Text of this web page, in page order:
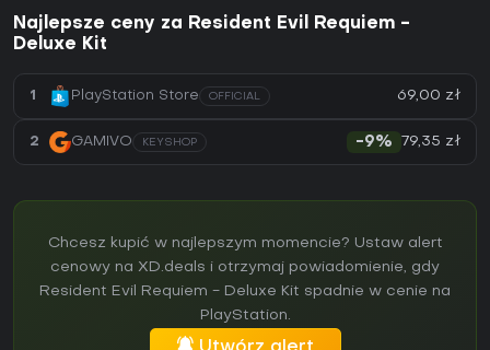
Najlepsze ceny za Resident Evil Requiem -
Deluxe Kit
1 PlayStation Store OFFICIAL 69,00 zł
2 GAMIVO KEYSHOP -9% 79,35 zł
Chcesz kupić w najlepszym momencie? Ustaw alert
cenowy na XD.deals i otrzymaj powiadomienie, gdy
Resident Evil Requiem - Deluxe Kit spadnie w cenie na
PlayStation.